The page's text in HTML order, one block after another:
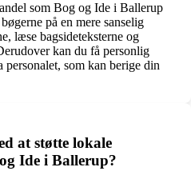
som Bog og Ide i Ballerup
på en mere sanselig
læse bagsideteksterne og
kan du få personlig
som kan berige din
at støtte lokale
Ide i Ballerup?